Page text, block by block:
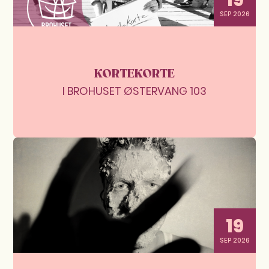
SEP 2026
KORTEKORTE
I BROHUSET ØSTERVANG 103
19
SEP 2026